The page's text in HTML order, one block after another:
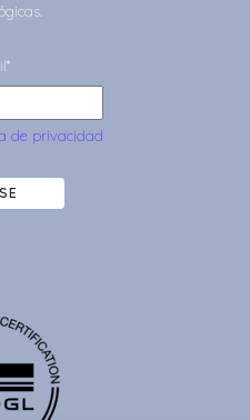
de privacidad